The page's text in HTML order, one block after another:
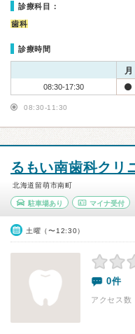
診療科目：
歯科
診療時間
月
08:30-17:30
08:30-11:30
るもい南歯科クリ
北海道留萌市南町
駐車場あり マイナ受付
土曜（〜12:30）
0件
アクセス